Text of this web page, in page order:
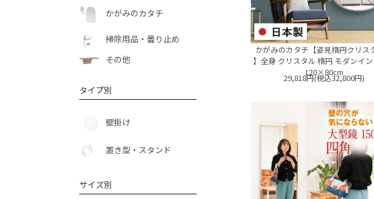
かがみのカタチ【姿見楕円クリス
】全身 クリスタル 楕円 モダンイ
120×80cm
29,818円(税込32,800円)
かがみのカタチ
掃除用品・曇り止め
その他
タイプ別
壁掛け
置き型・スタンド
サイズ別